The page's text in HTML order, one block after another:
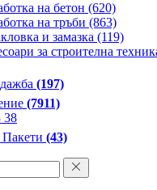
на бетон (620)
на тръби (863)
и замазка (119)
за строителна
(197)
(7911)
38
(43)